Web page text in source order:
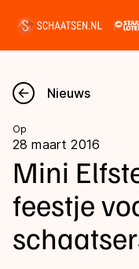
Nieuws
Kalender
Disciplines
Marathon
Uitslagen
Nieuws
Op
28 maart 2016
Mini
feestje